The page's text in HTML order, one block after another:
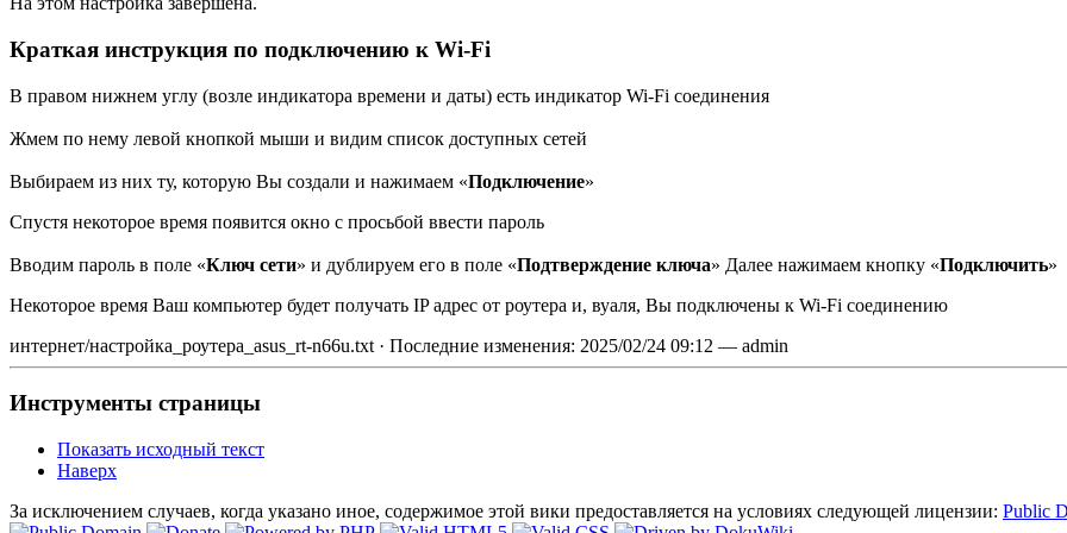
Краткая инструкция по подключению к Wi-Fi
В правом нижнем углу (возле индикатора времени и даты) есть индикатор Wi-Fi соединения
Жмем по нему левой кнопкой мыши и видим список доступных сетей
Выбираем из них ту, которую Вы создали и нажимаем «Подключение»
Спустя некоторое время появится окно с просьбой ввести пароль
Вводим пароль в поле «Ключ сети» и дублируем его в поле «Подтверждение ключа» Далее нажимаем кнопку «Подключить»
Некоторое время Ваш компьютер будет получать IP адрес от роутера и, вуаля, Вы подключены к Wi-Fi соединению
интернет/настройка_роутера_asus_rt-n66u.txt · Последние изменения: 2025/02/24 09:12 — admin
Инструменты страницы
Показать исходный текст
Наверх
За исключением случаев, когда указано иное, содержимое этой вики предоставляется на условиях следующей лицензии: Public